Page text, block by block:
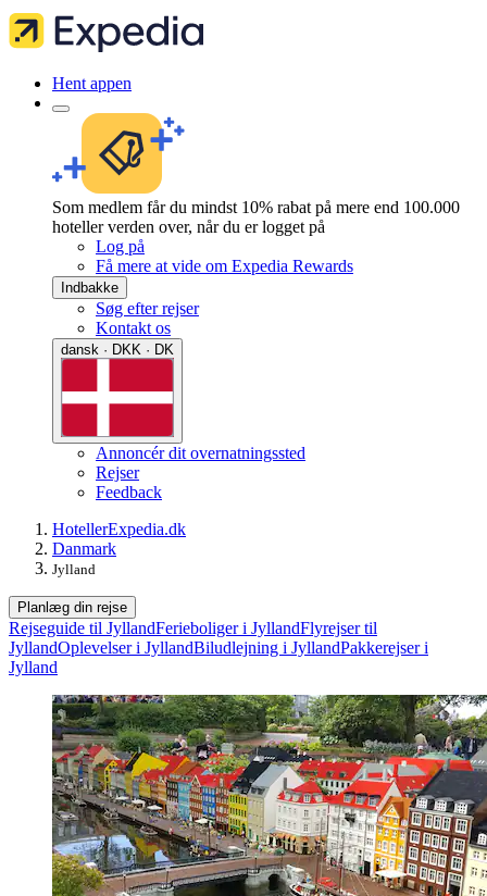
Hent appen
Som medlem får du mindst 10% rabat på mere end 100.000
hoteller verden over, når du er logget på
Log på
Få mere at vide om Expedia Rewards
Indbakke
Søg efter rejser
Kontakt os
dansk · DKK · DK
Annoncér dit overnatningssted
Rejser
Feedback
HotellerExpedia.dk
Danmark
Jylland
Planlæg din rejse
Rejseguide til JyllandFerieboliger i JyllandFlyrejser til
JyllandOplevelser i JyllandBiludlejning i JyllandPakkerejser i
Jylland